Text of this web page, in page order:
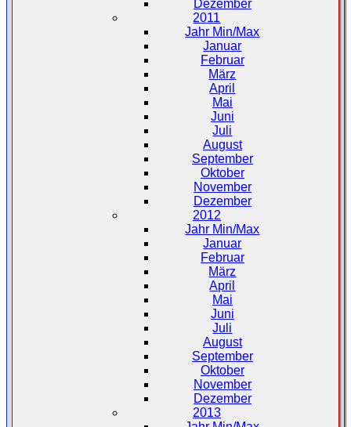
Dezember
2011
Jahr Min/Max
Januar
Februar
März
April
Mai
Juni
Juli
August
September
Oktober
November
Dezember
2012
Jahr Min/Max
Januar
Februar
März
April
Mai
Juni
Juli
August
September
Oktober
November
Dezember
2013